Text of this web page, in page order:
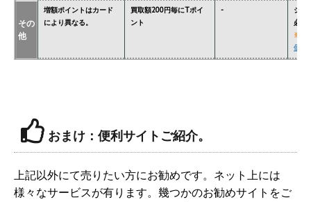
その
他
増額ポイントはカード
により異なる。
買取額200円毎にTポイ
ント
-
ジョ
必要
※
価格
おまけ：便利サイトご紹介。
上記以外にて売りたい方にお勧めです。ネット上には
様々なサービスが有ります。幾つかのお勧めサイトをご